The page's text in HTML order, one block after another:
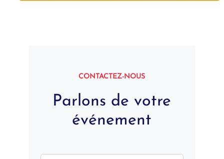
CONTACTEZ-NOUS
Parlons de votre
événement